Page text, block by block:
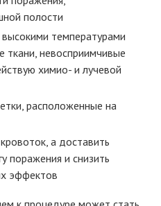
полости
температурами
ткани, невосприимчивые
химио- и лучевой
расположенные на
а доставить
поражения и снизить
эффектов